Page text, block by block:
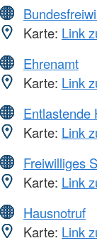
Karte: Link
Ehrenamt
Karte: Link
Entlastende
Karte: Link
Freiwilliges
Karte: Link
Hausnotruf
Karte: Link